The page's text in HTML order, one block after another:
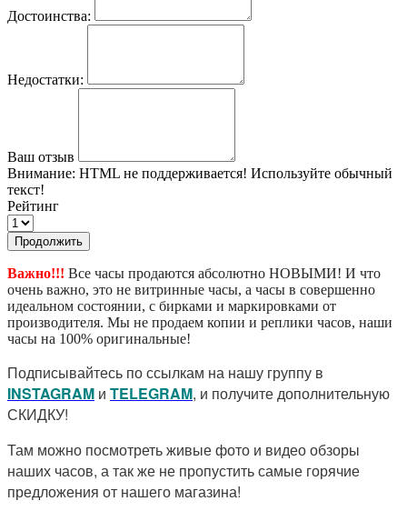
Достоинства:
Недостатки:
Ваш отзыв
Внимание: HTML не поддерживается! Используйте обычный
текст!
Рейтинг
Продолжить
Важно!!! Все часы продаются абсолютно НОВЫМИ! И что
очень важно, это не витринные часы, а часы в совершенно
идеальном состоянии, с бирками и маркировками от
производителя. Мы не продаем копии и реплики часов, наши
часы на 100% оригинальные!
Подписывайтесь по ссылкам на нашу группу в
INSTAGRAM и TELEGRAM, и получите дополнительную
СКИДКУ!
Там можно посмотреть живые фото и видео обзоры
наших часов, а так же не пропустить самые горячие
предложения от нашего магазина!